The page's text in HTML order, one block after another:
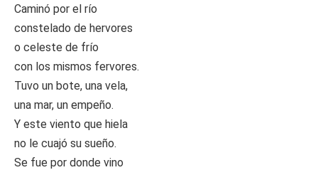
Caminó por el río
constelado de hervores
o celeste de frío
con los mismos fervores.
Tuvo un bote, una vela,
una mar, un empeño.
Y este viento que hiela
no le cuajó su sueño.
Se fue por donde vino